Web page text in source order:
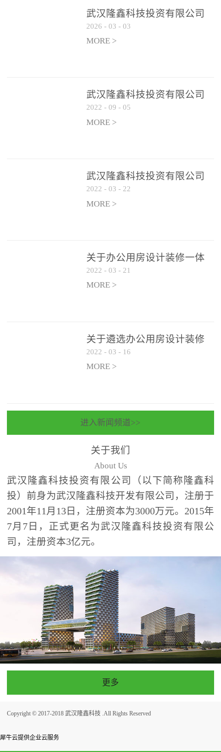
武汉隆鑫科技投资有限公司
聘请常年法律顾问服务机构
遴选公告
2026 - 03 - 03
MORE >
武汉隆鑫科技投资有限公司
办公用房 空调设备供应商公
开遴选公告
2022 - 09 - 05
MORE >
武汉隆鑫科技投资有限公司
招聘实施方案
2022 - 03 - 22
MORE >
关于办公用房设计装修一体
化项目 跟踪审计和监理单位
遴选结果的公告
2022 - 03 - 21
MORE >
关于遴选办公用房设计装修
一体化项目 跟踪审计和监理
单位的公告
2022 - 03 - 16
MORE >
进入新闻频道>>
关于我们
About Us
武汉隆鑫科技投资有限公司（以下简称隆鑫科
投）前身为武汉隆鑫科技开发有限公司，注册于
2001年11月13日，注册资本为3000万元。2015年
7月7日，正式更名为武汉隆鑫科技投资有限公
司，注册资本3亿元。
更多
Copyright © 2017-2018 武汉隆鑫科技 .All Rights Reserved
犀牛云提供企业云服务